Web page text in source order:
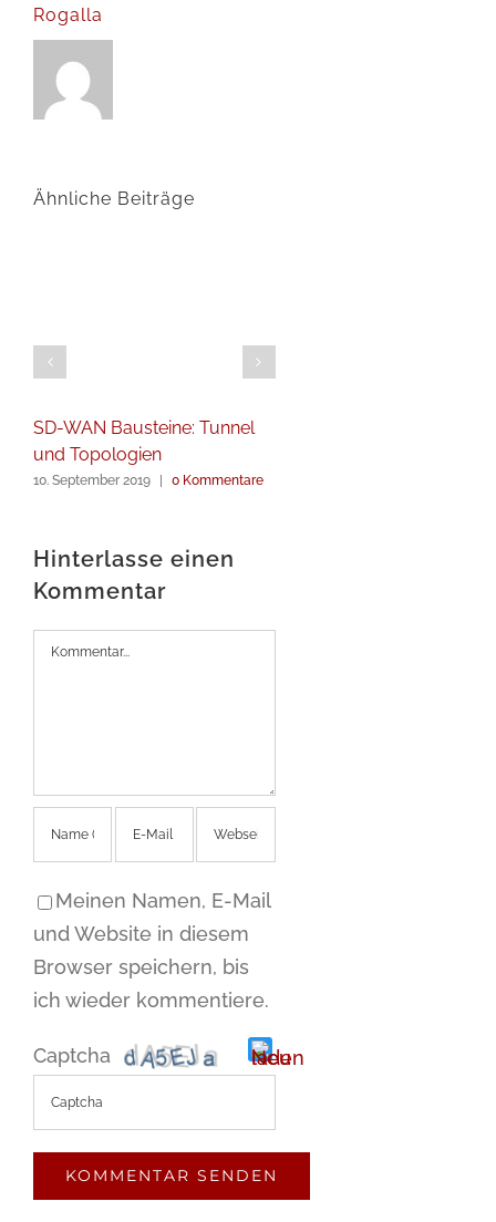
Rogalla
Ähnliche Beiträge
SD-WAN Bausteine: Tunnel
und Topologien
10. September 2019 0 Kommentare
Hinterlasse einen
Kommentar
Kommentar
Meinen Namen, E-Mail
und Website in diesem
Browser speichern, bis
ich wieder kommentiere.
Captcha